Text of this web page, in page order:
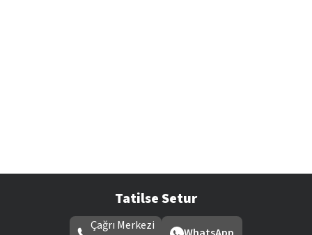
Tatilse Setur
Çağrı Merkezi